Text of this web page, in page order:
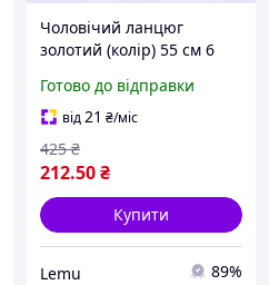
Чоловічий ланцюг
золотий (колір) 55 см 6
шию золотого кольору
Готово до відправки
від21 ₴/міс
212.50₴
425 ₴
Купити
Lemu 89%